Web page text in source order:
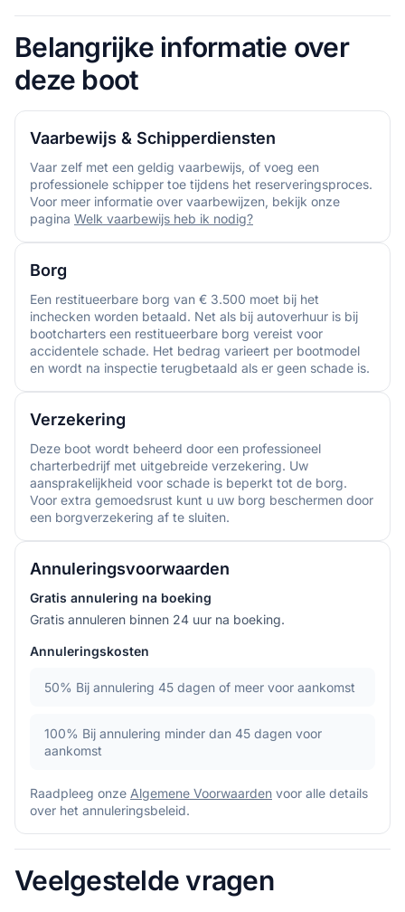
Belangrijke informatie over
deze boot
Vaarbewijs & Schipperdiensten
Vaar zelf met een geldig vaarbewijs, of voeg een
professionele schipper toe tijdens het reserveringsproces.
Voor meer informatie over vaarbewijzen, bekijk onze
pagina Welk vaarbewijs heb ik nodig?
Borg
Een restitueerbare borg van € 3.500 moet bij het
inchecken worden betaald. Net als bij autoverhuur is bij
bootcharters een restitueerbare borg vereist voor
accidentele schade. Het bedrag varieert per bootmodel
en wordt na inspectie terugbetaald als er geen schade is.
Verzekering
Deze boot wordt beheerd door een professioneel
charterbedrijf met uitgebreide verzekering. Uw
aansprakelijkheid voor schade is beperkt tot de borg.
Voor extra gemoedsrust kunt u uw borg beschermen door
een borgverzekering af te sluiten.
Annuleringsvoorwaarden
Gratis annulering na boeking
Gratis annuleren binnen 24 uur na boeking.
Annuleringskosten
50% Bij annulering 45 dagen of meer voor aankomst
100% Bij annulering minder dan 45 dagen voor
aankomst
Raadpleeg onze Algemene Voorwaarden voor alle details
over het annuleringsbeleid.
Veelgestelde vragen